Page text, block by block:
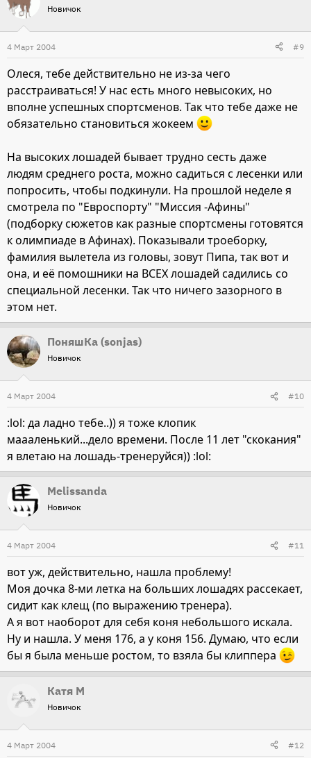
Новичок
4 Март 2004 #9
Олеся, тебе действительно не из-за чего
расстраиваться! У нас есть много невысоких, но
вполне успешных спортсменов. Так что тебе даже не
обязательно становиться жокеем
На высоких лошадей бывает трудно сесть даже
людям среднего роста, можно садиться с лесенки или
попросить, чтобы подкинули. На прошлой неделе я
смотрела по "Евроспорту" "Миссия -Афины"
(подборку сюжетов как разные спортсмены готовятся
к олимпиаде в Афинах). Показывали троеборку,
фамилия вылетела из головы, зовут Пипа, так вот и
она, и её помошники на ВСЕХ лошадей садились со
специальной лесенки. Так что ничего зазорного в
этом нет.
ПоняшКа (sonjas)
Новичок
4 Март 2004 #10
:lol: да ладно тебе..)) я тоже клопик
маааленький...дело времени. После 11 лет "скокания"
я влетаю на лошадь-тренеруйся)) :lol:
Melissanda
Новичок
4 Март 2004 #11
вот уж, действительно, нашла проблему!
Моя дочка 8-ми летка на больших лошадях рассекает,
сидит как клещ (по выражению тренера).
А я вот наоборот для себя коня небольшого искала.
Ну и нашла. У меня 176, а у коня 156. Думаю, что если
бы я была меньше ростом, то взяла бы клиппера
Катя М
Новичок
4 Март 2004 #12